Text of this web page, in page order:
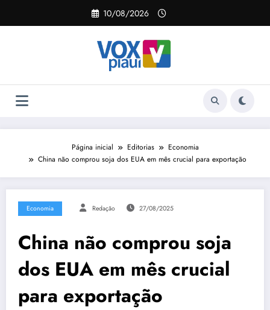
o
10/08/2026
Página inicial Editorias
Economia
China não comprou soja dos EUA em mês crucial para exportação
Economia Redação 27/08/2025
China não comprou soja
dos EUA em mês crucial
para exportação